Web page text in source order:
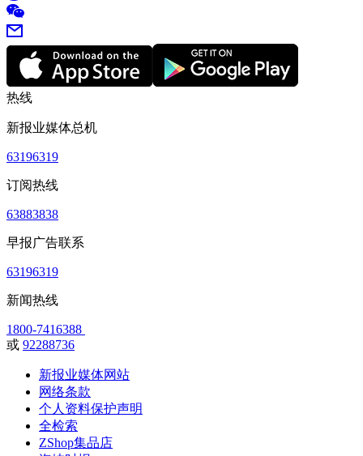
热线
新报业媒体总机
63196319
订阅热线
63883838
早报广告联系
63196319
新闻热线
1800-7416388
或 92288736
新报业媒体网站
网络条款
个人资料保护声明
全检索
ZShop集品店